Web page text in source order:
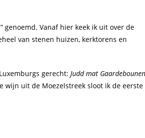
genoemd. Vanaf hier keek ik uit over de
van stenen huizen, kerktorens en
gerecht: Judd mat Gaardebounen
wijn uit de Moezelstreek sloot ik de eerste